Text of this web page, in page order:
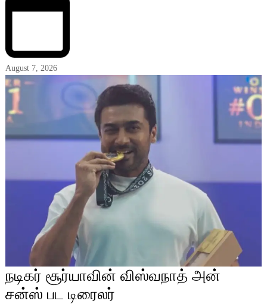
August 7, 2026
நடிகர் சூர்யாவின் விஸ்வநாத் அன்
சன்ஸ் பட டிரைலர்